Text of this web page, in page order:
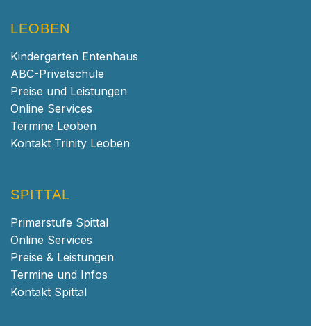
LEOBEN
Kindergarten Entenhaus
ABC-Privatschule
Preise und Leistungen
Online Services
Termine Leoben
Kontakt Trinity Leoben
SPITTAL
Primarstufe Spittal
Online Services
Preise & Leistungen
Termine und Infos
Kontakt Spittal